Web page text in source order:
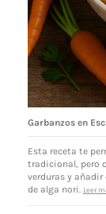
Garbanzos en
Esta receta te
tradicional, pero
verduras y añadir
de alga nori.
Leer